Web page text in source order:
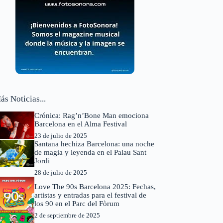
Noticias...
Crónica: Rag’n’Bone Man emociona
Barcelona en el Alma Festival
23 de julio de 2025
Santana hechiza Barcelona: una noche
de magia y leyenda en el Palau Sant
Jordi
28 de julio de 2025
Love The 90s Barcelona 2025: Fechas,
artistas y entradas para el festival de
los 90 en el Parc del Fòrum
2 de septiembre de 2025